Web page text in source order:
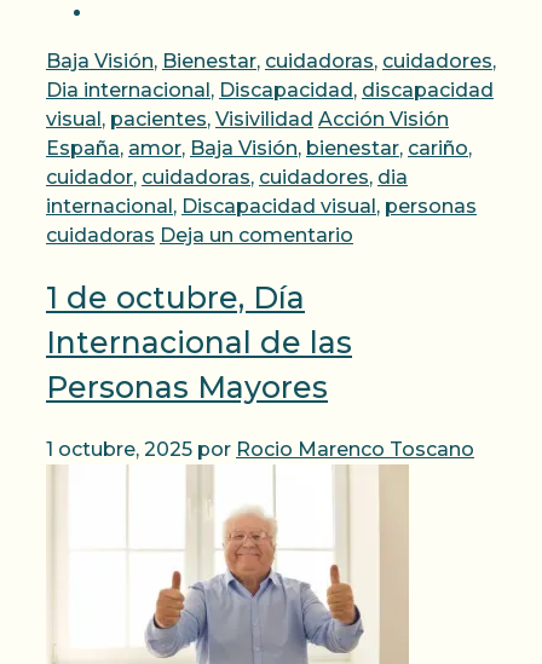
Categorías
Baja Visión, Bienestar, cuidadoras, cuidadores,
Dia internacional , Discapacidad , discapacidad
visual , pacientes, Visivilidad Etiquetas
Acción Visión
España, amor, Baja Visión, bienestar, cariño,
cuidador, cuidadoras, cuidadores, dia
internacional , Discapacidad visual , personas
cuidadoras Deja un comentario
1 de octubre, Día
Internacional de las
Personas Mayores
1 octubre, 2025 por Rocio Marenco Toscano